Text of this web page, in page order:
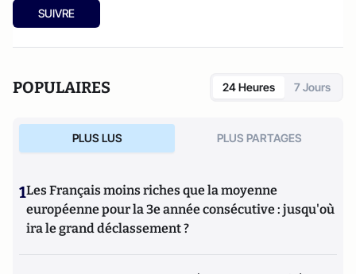
SUIVRE
POPULAIRES 24 Heures 7 Jours
PLUS LUS PLUS PARTAGES
1Les Français moins riches que la moyenne
européenne pour la 3e année consécutive : jusqu'où
ira le grand déclassement ?